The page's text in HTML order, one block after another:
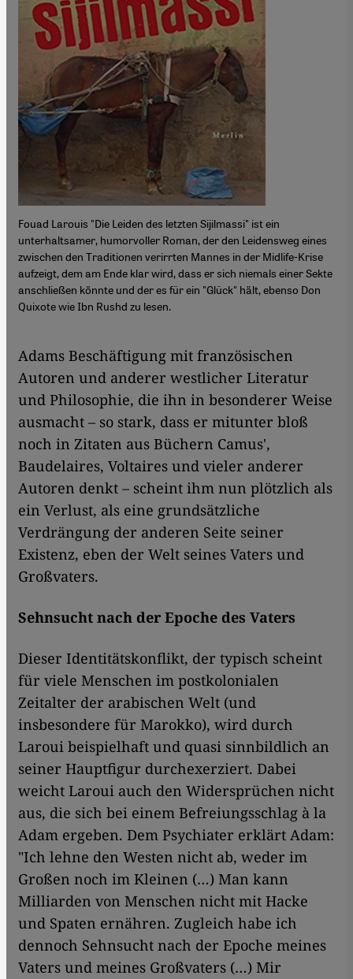
Fouad Larouis "Die Leiden des letzten Sijilmassi" ist ein
unterhaltsamer, humorvoller Roman, der den Leidensweg eines
zwischen den Traditionen verirrten Mannes in der Midlife-Krise
aufzeigt, dem am Ende klar wird, dass er sich niemals einer Sekte
anschließen könnte und der es für ein "Glück" hält, ebenso Don
Quixote wie Ibn Rushd zu lesen.
Adams Beschäftigung mit französischen
Autoren und anderer westlicher Literatur
und Philosophie, die ihn in besonderer Weise
ausmacht – so stark, dass er mitunter bloß
noch in Zitaten aus Büchern Camus',
Baudelaires, Voltaires und vieler anderer
Autoren denkt – scheint ihm nun plötzlich als
ein Verlust, als eine grundsätzliche
Verdrängung der anderen Seite seiner
Existenz, eben der Welt seines Vaters und
Großvaters.
Sehnsucht nach der Epoche des Vaters
Dieser Identitätskonflikt, der typisch scheint
für viele Menschen im postkolonialen
Zeitalter der arabischen Welt (und
insbesondere für Marokko), wird durch
Laroui beispielhaft und quasi sinnbildlich an
seiner Hauptfigur durchexerziert. Dabei
weicht Laroui auch den Widersprüchen nicht
aus, die sich bei einem Befreiungsschlag à la
Adam ergeben. Dem Psychiater erklärt Adam:
"Ich lehne den Westen nicht ab, weder im
Großen noch im Kleinen (…) Man kann
Milliarden von Menschen nicht mit Hacke
und Spaten ernähren. Zugleich habe ich
dennoch Sehnsucht nach der Epoche meines
Vaters und meines Großvaters (…) Mir